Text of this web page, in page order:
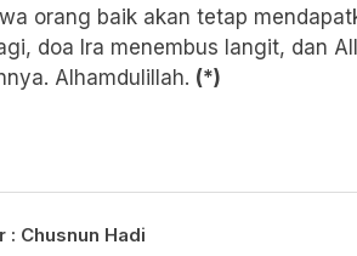
orang baik akan tetap
doa Ira menembus langit, dan
Alhamdulillah. (*)
: Chusnun Hadi